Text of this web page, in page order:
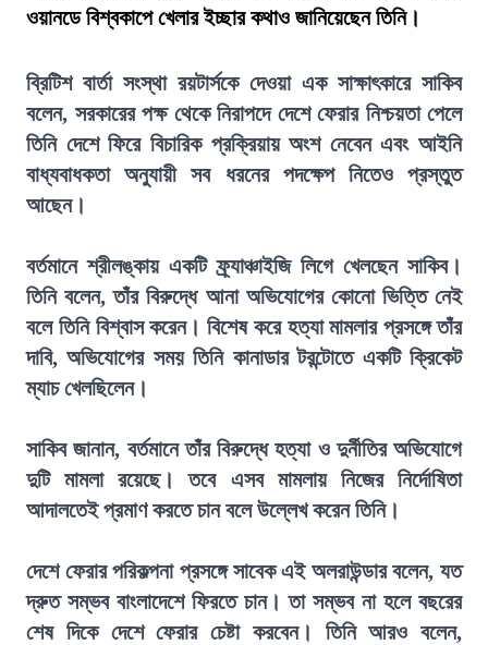
ওয়ানডে বিশ্বকাপে খেলার ইচ্ছার কথাও জানিয়েছেন তিনি।
ব্রিটিশ বার্তা সংস্থা রয়টার্সকে দেওয়া এক সাক্ষাৎকারে সাকিব
বলেন, সরকারের পক্ষ থেকে নিরাপদে দেশে ফেরার নিশ্চয়তা পেলে
তিনি দেশে ফিরে বিচারিক প্রক্রিয়ায় অংশ নেবেন এবং আইনি
বাধ্যবাধকতা অনুযায়ী সব ধরনের পদক্ষেপ নিতেও প্রস্তুত
আছেন।
বর্তমানে শ্রীলঙ্কায় একটি ফ্র্যাঞ্চাইজি লিগে খেলছেন সাকিব।
তিনি বলেন, তাঁর বিরুদ্ধে আনা অভিযোগের কোনো ভিত্তি নেই
বলে তিনি বিশ্বাস করেন। বিশেষ করে হত্যা মামলার প্রসঙ্গে তাঁর
দাবি, অভিযোগের সময় তিনি কানাডার টরন্টোতে একটি ক্রিকেট
ম্যাচ খেলছিলেন।
সাকিব জানান, বর্তমানে তাঁর বিরুদ্ধে হত্যা ও দুর্নীতির অভিযোগে
দুটি মামলা রয়েছে। তবে এসব মামলায় নিজের নির্দোষিতা
আদালতেই প্রমাণ করতে চান বলে উল্লেখ করেন তিনি।
দেশে ফেরার পরিকল্পনা প্রসঙ্গে সাবেক এই অলরাউন্ডার বলেন, যত
দ্রুত সম্ভব বাংলাদেশে ফিরতে চান। তা সম্ভব না হলে বছরের
শেষ দিকে দেশে ফেরার চেষ্টা করবেন। তিনি আরও বলেন,